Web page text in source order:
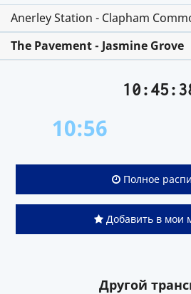
Anerley Station - Clapham
The Pavement - Jasmine Grove
10:56
Полное
Добавить в мои
Другой